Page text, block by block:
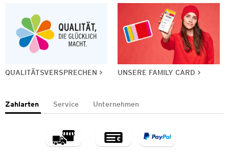
QUALITÄTSVERSPRECHEN UNSERE FAMILY CARD
Zahlarten Service Unternehmen